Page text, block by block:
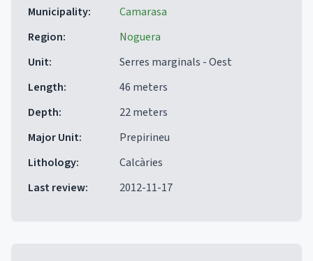
Municipality:
Camarasa
Region:
Noguera
Unit:
Serres marginals - Oest
Length:
46 meters
Depth:
22 meters
Major Unit:
Prepirineu
Lithology:
Calcàries
Last review: 2012-11-17